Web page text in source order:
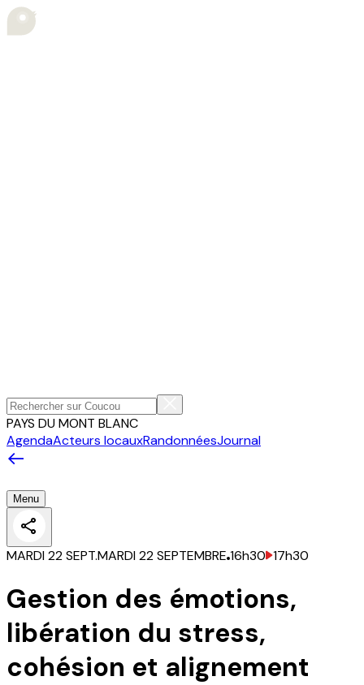
PAYS DU MONT BLANC
AgendaActeurs locauxRandonnéesJournal
Menu
MARDI 22 SEPT.MARDI 22 SEPTEMBRE 16h30 17h30
Gestion des émotions,
libération du stress,
cohésion et alignement